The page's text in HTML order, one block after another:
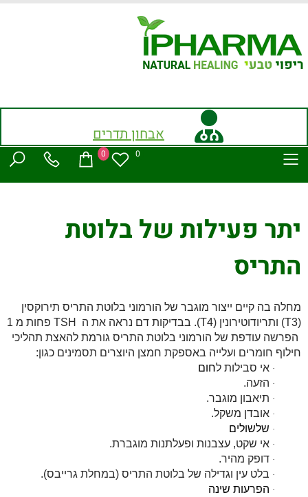
אבחון תדרים
0 0
יתר פעילות של בלוטת
התריס
מחלה בה קיים ייצור מוגבר של הורמוני בלוטת התריס תירוקסין
(
T3) ותריודוטירונין (T4). בבדיקות דם נראה את ה TSH פחות מ 1
הפרשה עודפת של הורמוני בלוטת התריס גורמת להאצת תהליכי
חילוף חומרים ועלייה באספקת חמצן היוצרים תסמינים כגון:
· אי סבילות לחום
· הזעה.
· תיאבון מוגבר.
· אובדן משקל.
· שלשולים
· אי שקט, עצבנות ופעלתנות מוגברת.
· דופק מהיר.
· בלט עין וגדילה של בלוטת התריס (במחלת גרייבס).
· הפרעות שינה